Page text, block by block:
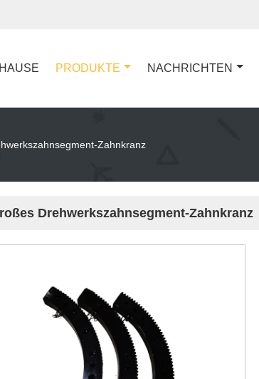
PRODUKTE NACHRICHTEN
Zahnkranz
Drehwerkszahnsegment-Zahnkranz